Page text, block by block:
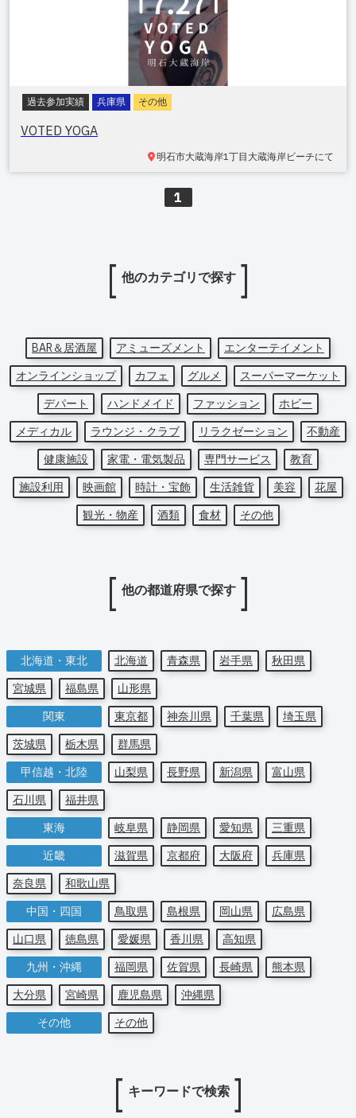
過去参加実績 兵庫県 その他
VOTED YOGA
明石市大蔵海岸1丁目 大蔵海岸ビーチにて
1
他のカテゴリで探す
BAR＆居酒屋 アミューズメント
エンターテイメント
オンラインショップ
カフェ グルメ
スーパーマーケット
デパート
ハンドメイド ファッション
ホビー
メディカル
ラウンジ・クラブ リラクゼーション
不動産
健康施設
家電・電気製品 専門サービス
教育
施設利用
映画館 時計・宝飾 生活雑貨 美容
花屋
観光・物産
酒類 食材 その他
他の都道府県で探す
北海道・東北 北海道 青森県 岩手県
秋田県
宮城県
福島県
山形県
関東
東京都 神奈川県 千葉県
埼玉県
茨城県
栃木県
群馬県
甲信越・北陸
山梨県 長野県 新潟県
富山県
石川県
福井県
東海
岐阜県 静岡県 愛知県
三重県
近畿
滋賀県 京都府 大阪府
兵庫県
奈良県
和歌山県
中国・四国
鳥取県 島根県 岡山県
広島県
山口県
徳島県 愛媛県 香川県
高知県
九州・沖縄
福岡県 佐賀県 長崎県
熊本県
大分県
宮崎県 鹿児島県
沖縄県
その他
その他
キーワードで検索